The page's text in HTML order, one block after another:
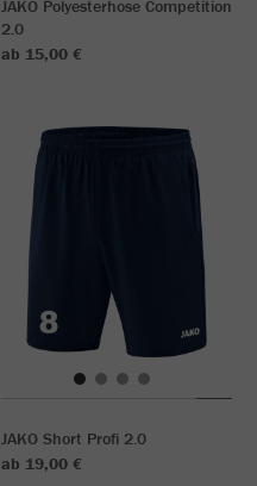
JAKO Polyesterhose Competition
2.0
ab 15,00 €
JAKO Short Profi 2.0
ab 19,00 €